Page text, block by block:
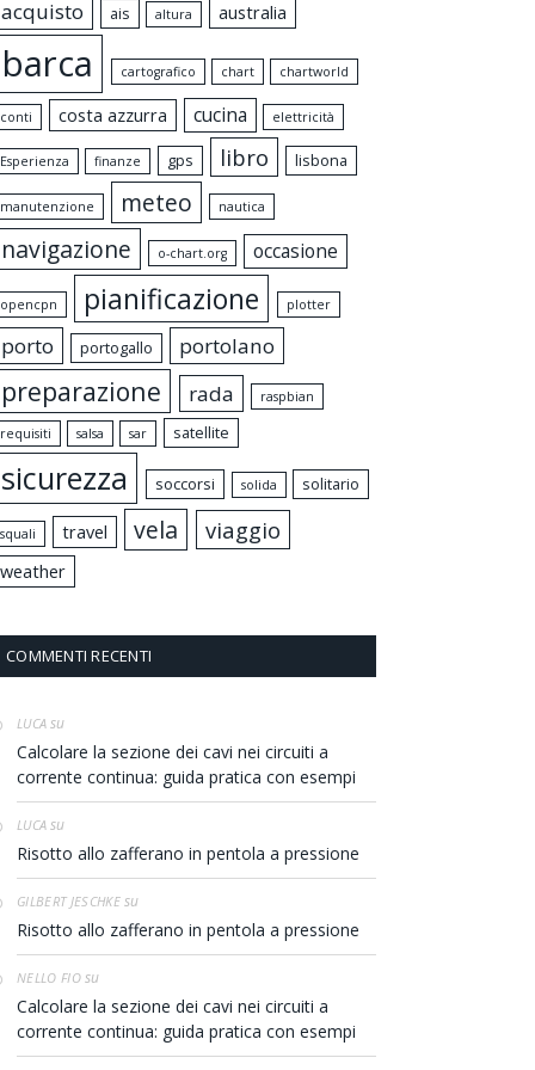
acquisto ais altura australia
barca cartografico chart chartworld
conti costa azzurra cucina elettricità
Esperienza finanze gps libro lisbona
manutenzione meteo nautica
navigazione o-chart.org occasione
opencpn pianificazione plotter
porto portogallo portolano
preparazione rada raspbian
requisiti salsa sar satellite
sicurezza soccorsi solida solitario
squali travel vela viaggio
weather
COMMENTI RECENTI
LUCA su
Calcolare la sezione dei cavi nei circuiti a
corrente continua: guida pratica con esempi
LUCA su
Risotto allo zafferano in pentola a pressione
GILBERT JESCHKEsu
Risotto allo zafferano in pentola a pressione
NELLO FIOsu
Calcolare la sezione dei cavi nei circuiti a
corrente continua: guida pratica con esempi